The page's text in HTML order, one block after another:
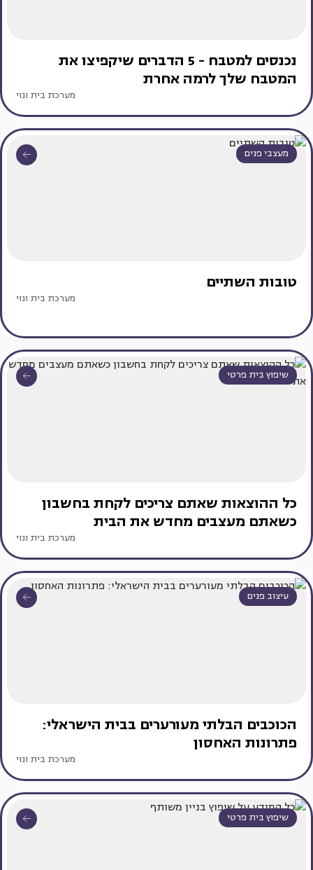
נכנסים למטבח - 5 הדברים שיקפיצו את
המטבח שלך לרמה אחרת
מערכת בית ונוי
מעצבי פנים
טובות השתיים
מערכת בית ונוי
שיפוץ בית פרטי
כל ההוצאות שאתם צריכים לקחת בחשבון
כשאתם מעצבים מחדש את הבית
מערכת בית ונוי
עיצוב פנים
הכוכבים הבלתי מעורערים בבית הישראלי:
פתרונות האחסון
מערכת בית ונוי
שיפוץ בית פרטי